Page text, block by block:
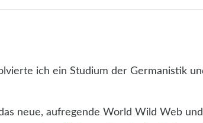
ich ein Studium der Germanistik
neue, aufregende World Wild Web